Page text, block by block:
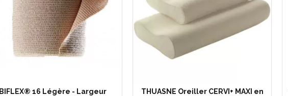
BIFLEX® 16 Légère - Largeur
THUASNE Oreiller CERVI+ MAXI en